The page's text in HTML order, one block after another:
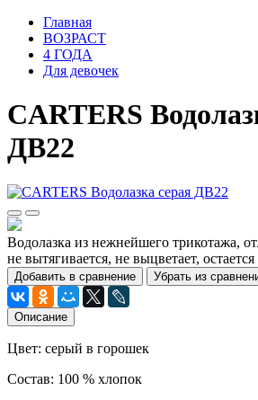
Главная
ВОЗРАСТ
4 ГОДА
Для девочек
CARTERS
ДВ22
Водолазка из нежнейшего трикотажа,
не вытягивается, не выцветает,
Добавить в сравнение Убрать из
Описание
Цвет: серый в горошек
Состав: 100 % хлопок